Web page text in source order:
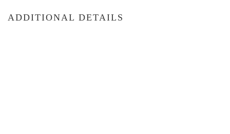
ADDITIONAL DETAILS